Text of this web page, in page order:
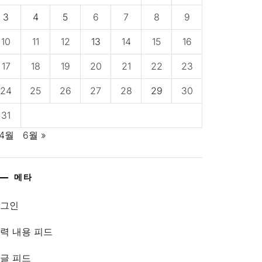
3 4 5 6 7 8 9
10 11 12 13 14 15 16
17 18 19 20 21 22 23
24 25 26 27 28 29 30
31
월
6월 »
메타
인
내용 피드
피드